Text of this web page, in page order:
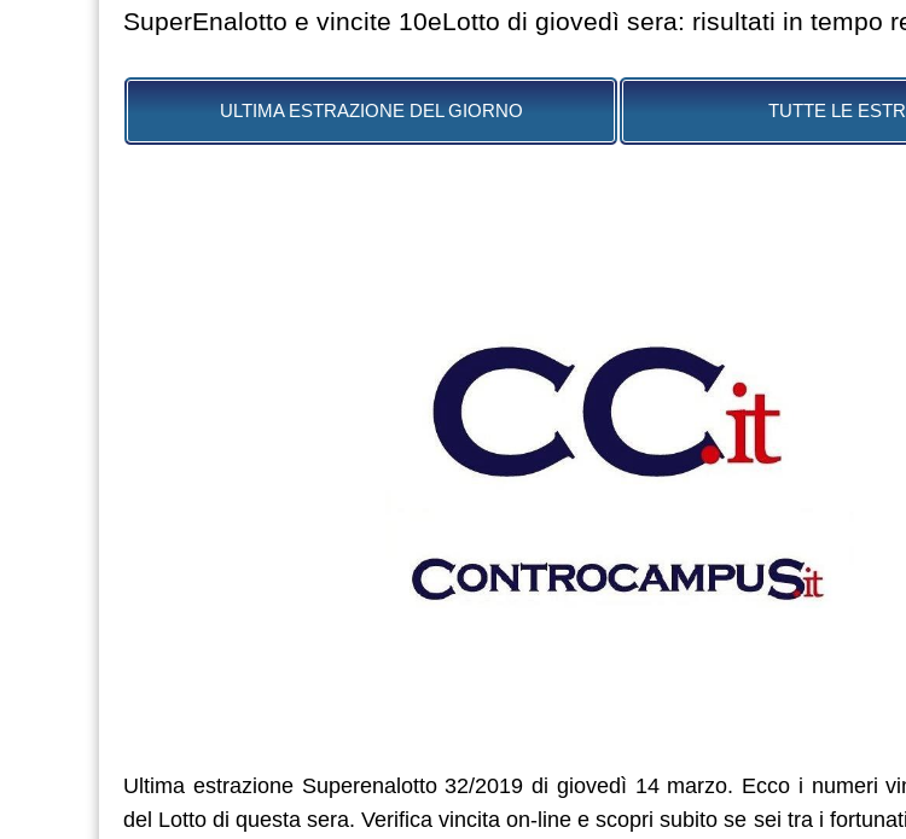
SuperEnalotto e vincite 10eLotto di giovedì sera: risultati in tempo
ULTIMA ESTRAZIONE DEL GIORNO TUTTE LE
Ultima estrazione Superenalotto 32/2019 di giovedì 14 marzo. Ecco i numeri
del Lotto di questa sera. Verifica vincita on-line e scopri subito se sei tra i